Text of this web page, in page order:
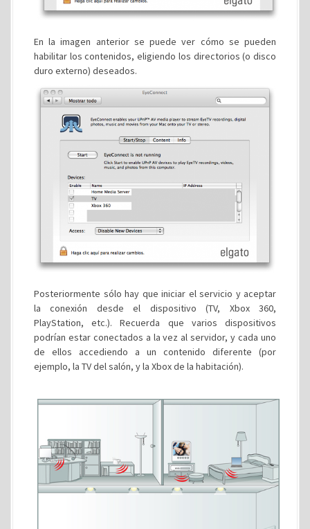
En la imagen anterior se puede ver cómo se pueden
habilitar los contenidos, eligiendo los directorios (o disco
duro externo) deseados.
Posteriormente sólo hay que iniciar el servicio y aceptar
la conexión desde el dispositivo (TV, Xbox 360,
PlayStation, etc.). Recuerda que varios dispositivos
podrían estar conectados a la vez al servidor, y cada uno
de ellos accediendo a un contenido diferente (por
ejemplo, la TV del salón, y la Xbox de la habitación).